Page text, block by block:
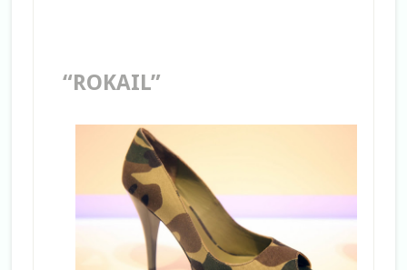
“ROKAIL”